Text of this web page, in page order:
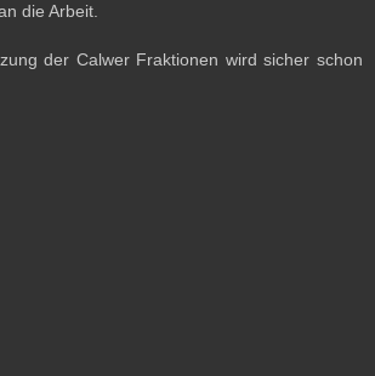
die Arbeit.
der Calwer Fraktionen wird sicher schon